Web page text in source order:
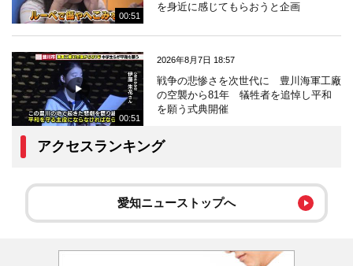
00:51
を身近に感じてもらおうと企画
00:51
2026年8月7日 18:57
戦争の悲惨さを次世代に 豊川海軍工廠
の空襲から81年 犠牲者を追悼し平和
を願う式典開催
アクセスランキング
愛知ニューストップへ